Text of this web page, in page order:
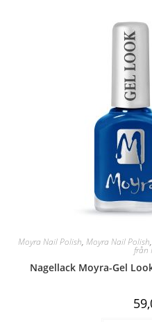
Moyra Nail Polish, Moyra Nail Polish,
från
Nagellack Moyra-Gel